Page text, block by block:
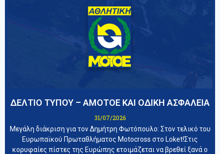
ΔΕΛΤΙΟ ΤΥΠΟΥ – ΑΜΟΤΟΕ ΚΑΙ ΟΔΙΚΗ ΑΣΦΑΛΕΙΑ
31/07/2026
Μεγάλη διάκριση για τον Δημήτρη Φωτόπουλο: Στον τελικό του
Ευρωπαϊκού Πρωταθλήματος Motocross στο Loket!Στις
κορυφαίες πίστες της Ευρώπης ετοιμάζεται να βρεθεί ξανά ο